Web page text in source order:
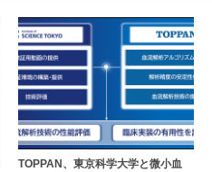
TOPPAN、東京科学大学と微小血